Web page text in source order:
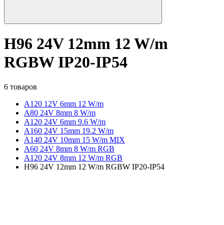
H96 24V 12mm 12 W/m
RGBW IP20-IP54
6 товаров
A120 12V 6mm 12 W/m
А80 24V 8mm 8 W/m
A120 24V 6mm 9.6 W/m
A160 24V 15mm 19.2 W/m
A140 24V 10mm 15 W/m MIX
A60 24V 8mm 8 W/m RGB
A120 24V 8mm 12 W/m RGB
H96 24V 12mm 12 W/m RGBW IP20-IP54